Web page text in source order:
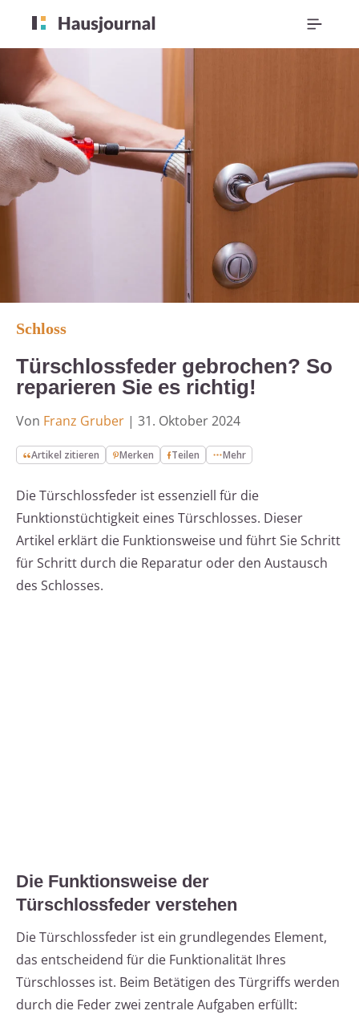
Schloss
Türschlossfeder gebrochen? So
reparieren Sie es richtig!
Von Franz Gruber | 31. Oktober 2024
Artikel zitieren Merken Teilen Mehr
Die Türschlossfeder ist essenziell für die
Funktionstüchtigkeit eines Türschlosses. Dieser
Artikel erklärt die Funktionsweise und führt Sie Schritt
für Schritt durch die Reparatur oder den Austausch
des Schlosses.
Die Funktionsweise der
Türschlossfeder verstehen
Die Türschlossfeder ist ein grundlegendes Element,
das entscheidend für die Funktionalität Ihres
Türschlosses ist. Beim Betätigen des Türgriffs werden
durch die Feder zwei zentrale Aufgaben erfüllt: